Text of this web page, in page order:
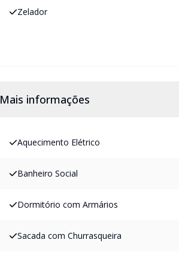
Zelador
Mais informações
Aquecimento Elétrico
Banheiro Social
Dormitório com Armários
Sacada com Churrasqueira